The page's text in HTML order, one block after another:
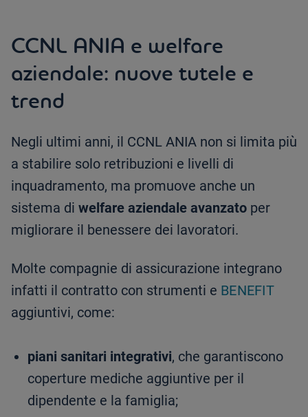
CCNL ANIA e welfare
aziendale: nuove tutele e
trend
Negli ultimi anni, il CCNL ANIA non si limita più
a stabilire solo retribuzioni e livelli di
inquadramento, ma promuove anche un
sistema di welfare aziendale avanzato per
migliorare il benessere dei lavoratori.
Molte compagnie di assicurazione integrano
infatti il contratto con strumenti e BENEFIT
aggiuntivi, come:
piani sanitari integrativi, che garantiscono
coperture mediche aggiuntive per il
dipendente e la famiglia;